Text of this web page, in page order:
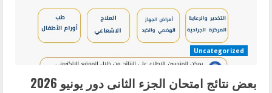
Uncategorized
بعض نتائج امتحان الجزء الثانى دور يونيو 2026